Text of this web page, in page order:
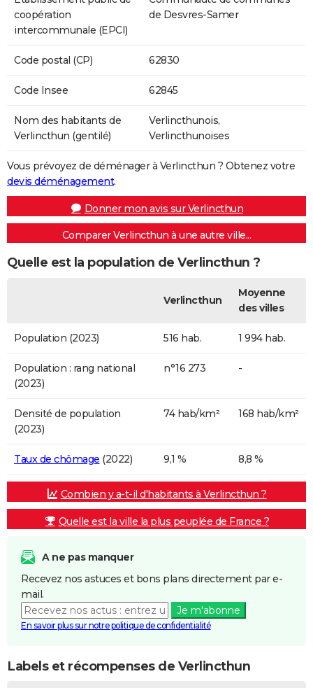
coopération
intercommunale (EPCI)
de Desvres-Samer
Code postal (CP) 62830
Code Insee 62845
Nom des habitants de
Verlincthun (gentilé)
Verlincthunois,
Verlincthunoises
Vous prévoyez de déménager à Verlincthun ? Obtenez votre
devis déménagement.
Donner mon avis sur Verlincthun
Comparer Verlincthun à une autre ville...
Quelle est la population de Verlincthun ?
Verlincthun
Moyenne
des villes
Population (2023) 516 hab. 1 994 hab.
Population : rang national
(2023)
n°16 273 -
Densité de population
(2023)
74 hab/km² 168 hab/km²
Taux de chômage (2022) 9,1 % 8,8 %
Combien y a-t-il d'habitants à Verlincthun ?
Quelle est la ville la plus peuplée de France ?
A ne pas manquer
Recevez nos astuces et bons plans directement par e-
mail.
Je m'abonne
En savoir plus sur notre politique de confidentialité
Labels et récompenses de Verlincthun